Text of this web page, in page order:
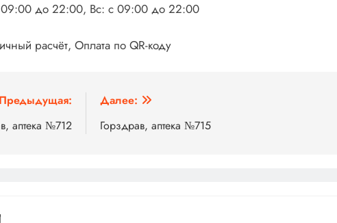
до 22:00, Вс: с 09:00 до 22:00
расчёт, Оплата по QR-коду
Предыдущая:
аптека №712
Далее:
Горздрав, аптека №715